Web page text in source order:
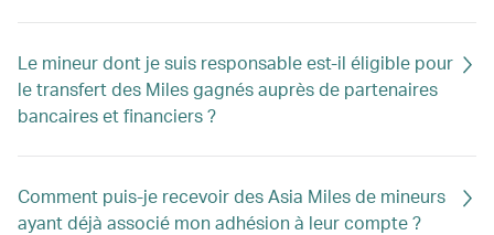
Le mineur dont je suis responsable est-il éligible pour
le transfert des Miles gagnés auprès de partenaires
bancaires et financiers ?
Comment puis-je recevoir des Asia Miles de mineurs
ayant déjà associé mon adhésion à leur compte ?